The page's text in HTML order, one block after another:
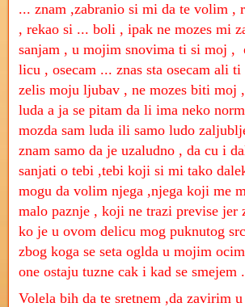
... znam ,zabranio si mi da te volim ,
, rekao si ... boli , ipak ne mozes mi
sanjam , u mojim snovima ti si moj ,
licu , osecam ... znas sta osecam ali
zelis moju ljubav , ne mozes biti moj
luda a ja se pitam da li ima neko
mozda sam luda ili samo ludo
znam samo da je uzaludno , da cu i
sanjati o tebi ,tebi koji si mi tako
mogu da volim njega ,njega koji me
malo paznje , koji ne trazi previse jer
ko je u ovom delicu mog puknutog
zbog koga se seta oglda u mojim
one ostaju tuzne cak i kad se smejem .
Volela bih da te sretnem ,da zavirim